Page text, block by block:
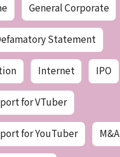
General Corporate
Statement
Internet IPO
for VTuber
for YouTuber M&A